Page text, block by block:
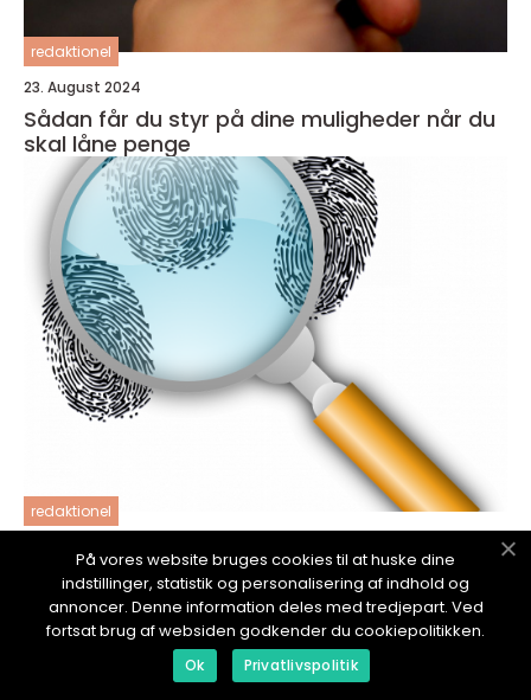
redaktionel
23. August 2024
Sådan får du styr på dine muligheder når du
skal låne penge
redaktionel
Drab: En dybdegående analyse af et
kompliceret emne
På vores website bruges cookies til at huske dine
indstillinger, statistik og personalisering af indhold og
annoncer. Denne information deles med tredjepart. Ved
fortsat brug af websiden godkender du cookiepolitikken.
Ok Privatlivspolitik